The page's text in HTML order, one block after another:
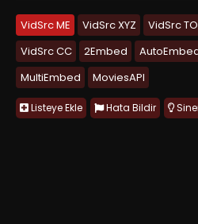
VidSrc ME VidSrc XYZ VidSrc TO
VidSrc CC
2Embed
MultiEmbed
MoviesAPI
Listeye Ekle Hata Bildir